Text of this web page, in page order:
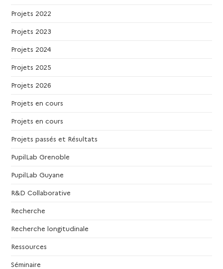
Projets 2022
Projets 2023
Projets 2024
Projets 2025
Projets 2026
Projets en cours
Projets en cours
Projets passés et Résultats
PupilLab Grenoble
PupilLab Guyane
R&D Collaborative
Recherche
Recherche longitudinale
Ressources
Séminaire